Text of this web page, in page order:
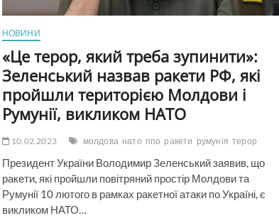
НОВИНИ
«Це терор, який треба зупинити»:
Зеленський назвав ракети РФ, які
пройшли територією Молдови і
Румунії, викликом НАТО
10.02.2023 молдова нато ппо ракети румунія терор
Президент України Володимир Зеленський заявив, що
ракети, які пройшли повітряний простір Молдови та
Румунії 10 лютого в рамках ракетної атаки по Україні, є
викликом НАТО…